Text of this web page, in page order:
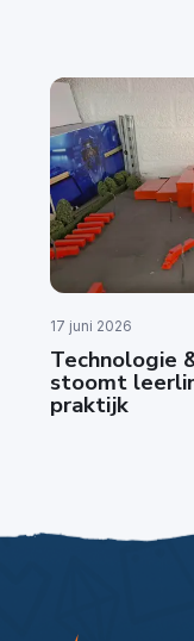
17 juni 2026
Technologie
stoomt
praktijk